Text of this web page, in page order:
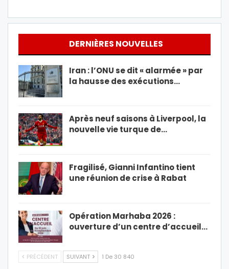
DERNIÈRES NOUVELLES
Iran : l’ONU se dit « alarmée » par
la hausse des exécutions…
Après neuf saisons à Liverpool, la
nouvelle vie turque de…
Fragilisé, Gianni Infantino tient
une réunion de crise à Rabat
Opération Marhaba 2026 :
ouverture d’un centre d’accueil…
PRÉCÉDENT SUIVANT 1 De 30 840